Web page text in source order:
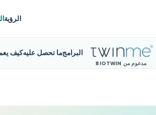
الرؤية
مدعوم من BIOTWIN
البرامجما تحصل عليهكيف